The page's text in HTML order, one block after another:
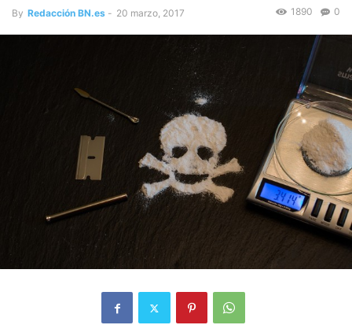
By Redacción BN.es - 20 marzo, 2017 0
1890